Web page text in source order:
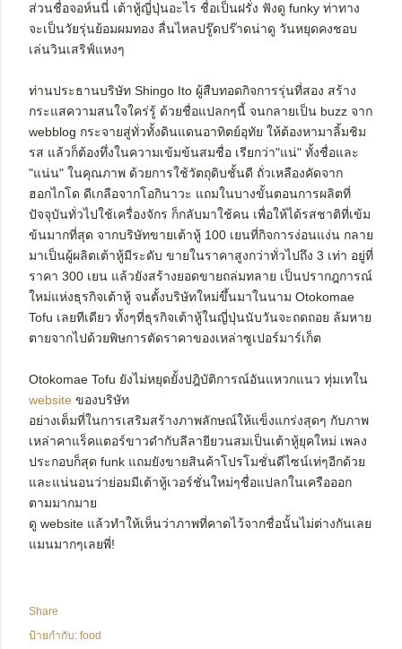
ส่วนชื่อจอห์นนี่ เต้าหู้ญี่ปุ่นอะไร ชื่อเป็นฝรั่ง ฟังดู funky ท่าทาง
จะเป็นวัยรุ่นย้อมผมทอง ลื่นไหลปรู๊ดปร๊าดน่าดู วันหยุดคงชอบ
เล่นวินเสริฟ์แหงๆ
ท่านประธานบริษัท Shingo Ito ผู้สืบทอดกิจการรุ่นที่สอง สร้าง
กระแสความสนใจใคร่รู้ ด้วยชื่อแปลกๆนี้ จนกลายเป็น buzz จาก
webblog กระจายสู่ทั่วทั้งดินแดนอาทิตย์อุทัย ให้ต้องหามาลิ้มชิม
รส แล้วก็ต้องทึ่งในความเข้มข้นสมชื่อ เรียกว่า"แน่" ทั้งชื่อและ
"แน่น" ในคุณภาพ ด้วยการใช้วัตถุดิบชั้นดี ถั่วเหลืองคัดจาก
ฮอกไกโด ดีเกลือจากโอกินาวะ แถมในบางขั้นตอนการผลิตที่
ปัจจุบันทั่วไปใช้เครื่องจักร ก็กลับมาใช้คน เพื่อให้ได้รสชาติที่เข้ม
ข้นมากที่สุด จากบริษัทขายเต้าหู้ 100 เยนที่กิจการง่อนแง่น กลาย
มาเป็นผู้ผลิตเต้าหู้มีระดับ ขายในราคาสูงกว่าทั่วไปถึง 3 เท่า อยู่ที่
ราคา 300 เยน แล้วยังสร้างยอดขายถล่มทลาย เป็นปรากฎการณ์
ใหม่แห่งธุรกิจเต้าหู้ จนตั้งบริษัทใหม่ขึ้นมาในนาม Otokomae
Tofu เลยทีเดียว ทั้งๆที่ธุรกิจเต้าหู้ในญี่ปุ่นนับวันจะถดถอย ล้มหาย
ตายจากไปด้วยพิษการตัดราคาของเหล่าซูเปอร์มาร์เก็ต
Otokomae Tofu ยังไม่หยุดยั้งปฎิบัติการณ์อันแหวกแนว ทุ่มเทใน
website ของบริษัท
อย่างเต็มที่ในการเสริมสร้างภาพลักษณ์ให้แข็งแกร่งสุดๆ กับภาพ
เหล่าคาแร็คแตอร์ขาวดำกับลีลายียวนสมเป็นเต้าหู้ยุคใหม่ เพลง
ประกอบก็สุด funk แถมยังขายสินค้าโปรโมชั่นดีไซน์เท่ๆอีกด้วย
และแน่นอนว่าย่อมมีเต้าหู้เวอร์ชั่นใหม่ๆชื่อแปลกในเครือออก
ตามมากมาย
ดู website แล้วทำให้เห็นว่าภาพที่คาดไว้จากชื่อนั้นไม่ต่างกันเลย
แมนมากๆเลยพี่!
Share
ป้ายกำกับ: food